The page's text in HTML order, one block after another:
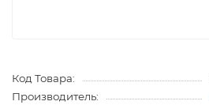
Код Товара:
Производитель: